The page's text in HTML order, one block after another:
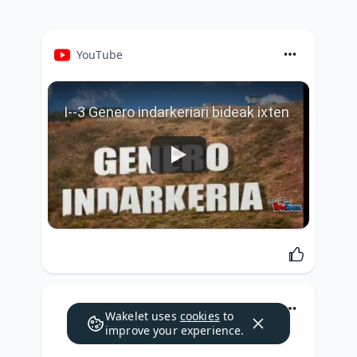
YouTube
I--3 Genero indarkeriari bideak ixten
Wakelet uses cookies to
improve your experience.